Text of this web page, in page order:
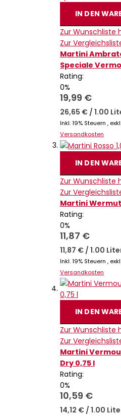
IN DEN
Zur Wunschliste
Zur
Martini
Speciale
Rating:
0%
19,99 €
26,65 € / 1.00
Inkl. 19% Steuern , exkl.
Versandkosten
IN DEN
Zur Wunschliste
Zur
Martini Wermut
Rating:
0%
11,87 €
11,87 € / 1.00
Inkl. 19% Steuern , exkl.
Versandkosten
IN DEN
Zur Wunschliste
Zur
Martini
Dry 0,75 l
Rating:
0%
10,59 €
14,12 € / 1.00